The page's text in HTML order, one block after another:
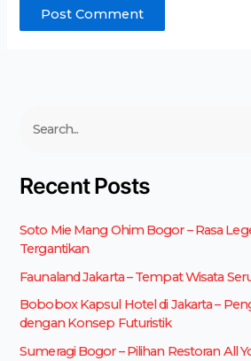
i
n
t
u
:
Recent Posts
Soto Mie Mang Ohim Bogor – Rasa
Tergantikan
Faunaland Jakarta – Tempat Wisata
Bobobox Kapsul Hotel di Jakarta –
dengan Konsep Futuristik
Sumeragi Bogor – Pilihan Restoran All